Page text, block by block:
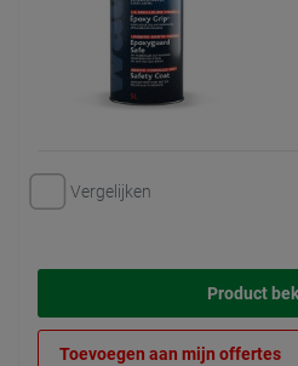
Vergelijken
Product
Toevoegen aan mijn offertes